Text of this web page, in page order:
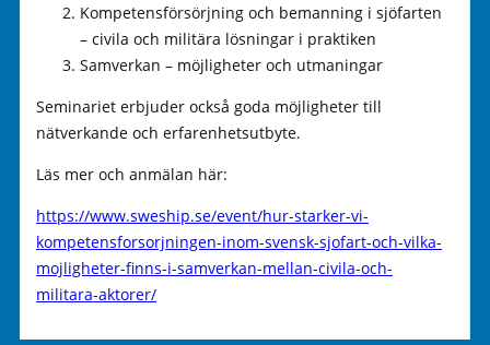
Kompetensförsörjning och bemanning i sjöfarten
– civila och militära lösningar i praktiken
Samverkan – möjligheter och utmaningar
Seminariet erbjuder också goda möjligheter till
nätverkande och erfarenhetsutbyte.
Läs mer och anmälan här:
https://www.sweship.se/event/hur-starker-vi-
kompetensforsorjningen-inom-svensk-sjofart-och-vilka-
mojligheter-finns-i-samverkan-mellan-civila-och-
militara-aktorer/